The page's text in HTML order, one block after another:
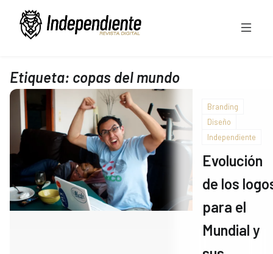
Etiqueta: copas del mundo
Branding
Diseño
Independiente
Evolución
de los
para el
Mundial y